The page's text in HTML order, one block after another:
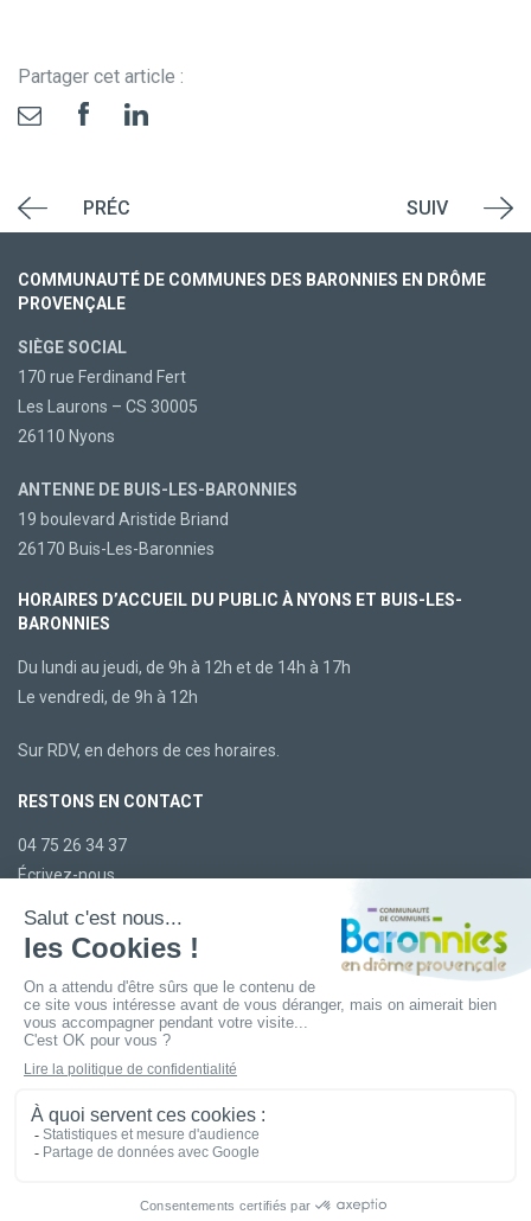
Partager cet article :
PRÉC SUIV
COMMUNAUTÉ DE COMMUNES DES BARONNIES EN DRÔME
PROVENÇALE
SIÈGE SOCIAL
170 rue Ferdinand Fert
Les Laurons – CS 30005
26110 Nyons
ANTENNE DE BUIS-LES-BARONNIES
19 boulevard Aristide Briand
26170 Buis-Les-Baronnies
HORAIRES D’ACCUEIL DU PUBLIC À NYONS ET BUIS-LES-
BARONNIES
Du lundi au jeudi, de 9h à 12h et de 14h à 17h
Le vendredi, de 9h à 12h
Sur RDV, en dehors de ces horaires.
RESTONS EN CONTACT
04 75 26 34 37
Écrivez-nous
LA CCBDP
Plan du site
Mentions légales
Confidentialité
Accessibilité